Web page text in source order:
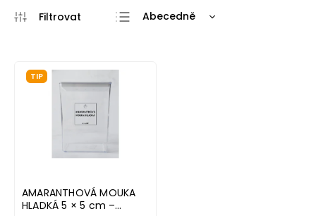
Abecedně
TIP
AMARANTHOVÁ MOUKA
HLADKÁ 5 × 5 cm –